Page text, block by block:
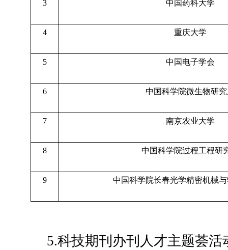
3 中国药科大学
4 重庆大学
5 中国电子学会
6 中国科学院微生物研
7 南京农业大学
8 中国科学院过程工程研
9 中国科学院长春光学精密机械
5.科技期刊办刊人才主题荟